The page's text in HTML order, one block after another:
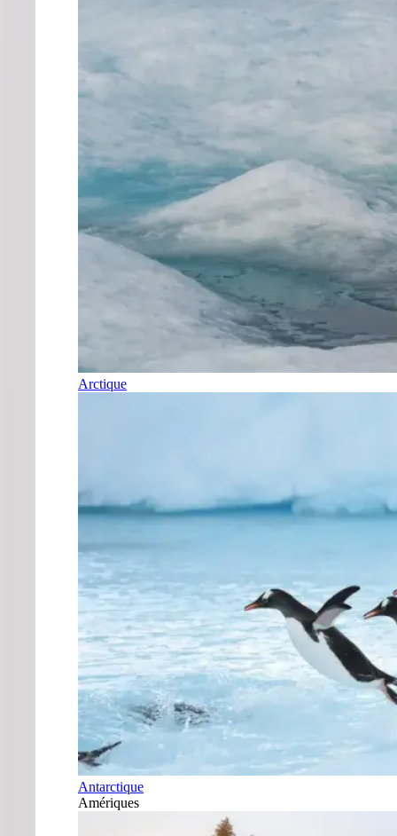
Arctique
Antarctique
Amériques